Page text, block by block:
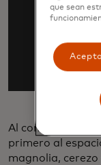
Al comienzo del
primero al
magnolia,
que sean